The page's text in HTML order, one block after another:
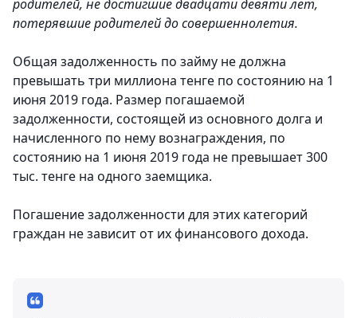
родителей, не достигшие двадцати девяти лет,
потерявшие родителей до совершеннолетия.
Общая задолженность по займу не должна
превышать три миллиона тенге по состоянию на 1
июня 2019 года. Размер погашаемой
задолженности, состоящей из основного долга и
начисленного по нему вознаграждения, по
состоянию на 1 июня 2019 года не превышает 300
тыс. тенге на одного заемщика.
Погашение задолженности для этих категорий
граждан не зависит от их финансового дохода.